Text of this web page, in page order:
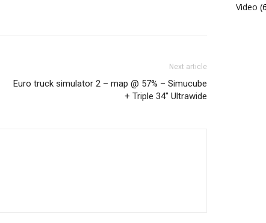
Next article
Euro truck simulator 2 – map @ 57% – Simucube
+ Triple 34″ Ultrawide
Video